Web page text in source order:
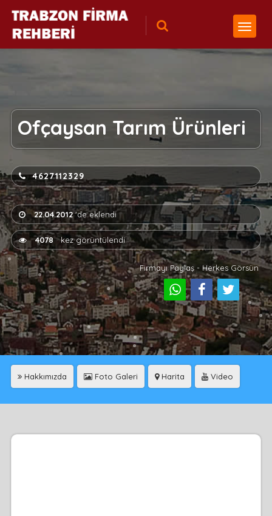
Ofçaysan Tarım Ürünleri
4627112329
22.04.2012'de eklendi
4078kez görüntülendi
Firmayı Paylaş - Herkes Görsün
Hakkımızda Foto Galeri Harita Video